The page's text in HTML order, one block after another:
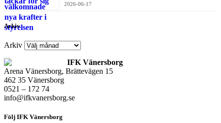
2026-06-17
Arkiv
Arkiv
IFK Vänersborg
Arena Vänersborg, Brättevägen 15
462 35 Vänersborg
0521 – 172 74
info@ifkvanersborg.se
Följ IFK Vänersborg